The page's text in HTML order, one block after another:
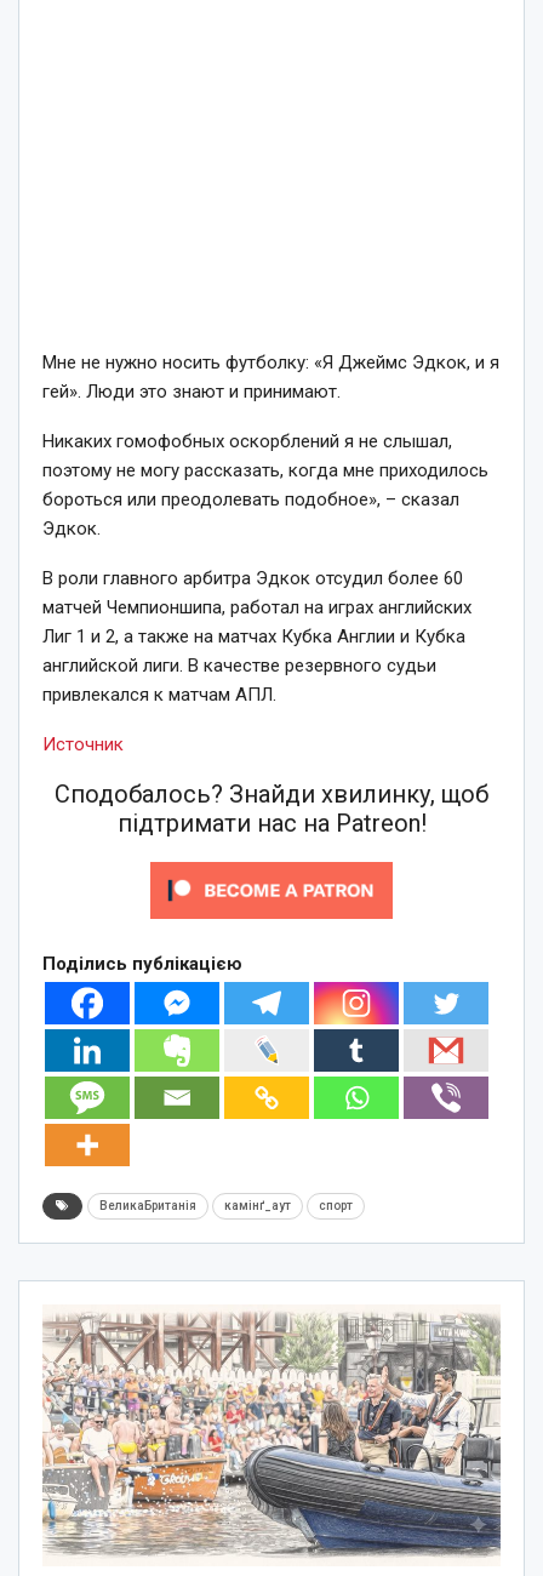
Мне не нужно носить футболку: «Я Джеймс Эдкок, и я
гей». Люди это знают и принимают.
Никаких гомофобных оскорблений я не слышал,
поэтому не могу рассказать, когда мне приходилось
бороться или преодолевать подобное», – сказал
Эдкок.
В роли главного арбитра Эдкок отсудил более 60
матчей Чемпионшипа, работал на играх английских
Лиг 1 и 2, а также на матчах Кубка Англии и Кубка
английской лиги. В качестве резервного судьи
привлекался к матчам АПЛ.
Источник
Сподобалось? Знайди хвилинку, щоб
підтримати нас на Patreon!
Поділись публікацією
ВеликаБританія камінґ_аут спорт